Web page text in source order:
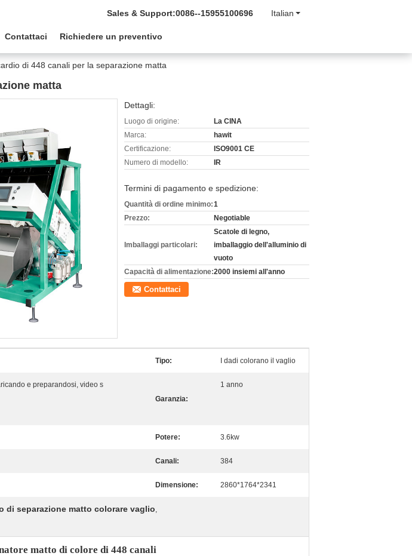
Italian
Sales & Support:0086--15955100696
Contattaci Richiedere un preventivo
di 448 canali per la separazione matta
matta
Dettagli:
Luogo di origine:
La CINA
Marca:
hawit
Certificazione:
ISO9001 CE
Numero di modello:
IR
Termini di pagamento e spedizione:
Quantità di ordine minimo:1
Prezzo:
Negotiable
Imballaggi particolari:
Scatole di legno,
imballaggio dell'alluminio di
vuoto
Capacità di alimentazione:2000 insiemi all'anno
Contattaci
Tipo: I dadi colorano il vaglio
e preparandosi, video s
Garanzia:
1 anno
Potere: 3.6kw
Canali: 384
Dimensione: 2860*1764*2341
di separazione matto colorare vaglio,
matto di colore di 448 canali